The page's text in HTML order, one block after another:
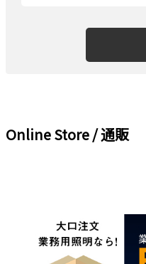
Online Store / 通販